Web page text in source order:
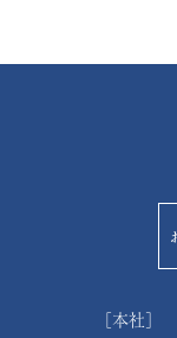
［本社］